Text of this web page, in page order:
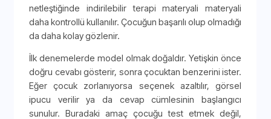
netleştiğinde indirilebilir terapi materyali materyali
daha kontrollü kullanılır. Çocuğun başarılı olup olmadığı
da daha kolay gözlenir.
İlk denemelerde model olmak doğaldır. Yetişkin önce
doğru cevabı gösterir, sonra çocuktan benzerini ister.
Eğer çocuk zorlanıyorsa seçenek azaltılır, görsel
ipucu verilir ya da cevap cümlesinin başlangıcı
sunulur. Buradaki amaç çocuğu test etmek değil,